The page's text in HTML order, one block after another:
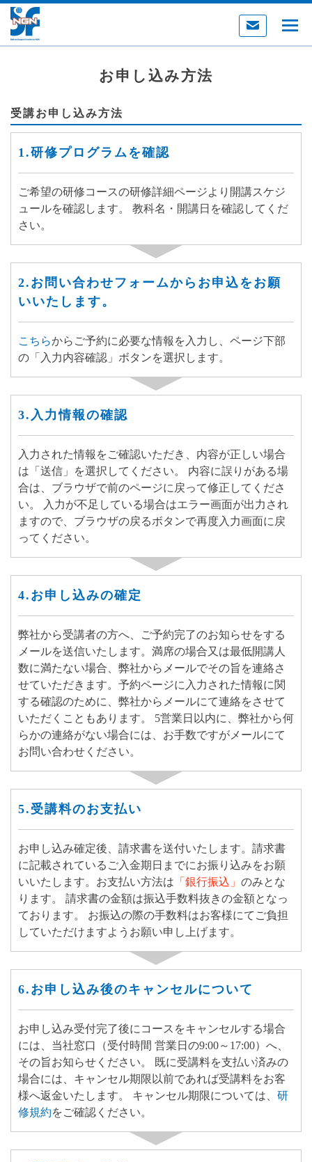
お申し込み方法
受講お申し込み方法
1.研修プログラムを確認
ご希望の研修コースの研修詳細ページより開講スケジ
ュールを確認します。 教科名・開講日を確認してくだ
さい。
2.お問い合わせフォームからお申込をお願
いいたします。
こちらからご予約に必要な情報を入力し、ページ下部
の「 入力内容確認 」ボタンを選択します。
3.入力情報の確認
入力された情報をご確認いただき、内容が正しい場合
は「送信」を選択してください。 内容に誤りがある場
合は、ブラウザで前のページに戻って修正してくださ
い。 入力が不足している場合はエラー画面が出力され
ますので、ブラウザの戻るボタンで再度入力画面に戻
ってください。
4.お申し込みの確定
弊社から受講者の方へ、ご予約完了のお知らせをする
メールを送信いたします。満席の場合又は最低開講人
数に満たない場合、弊社からメールでその旨を連絡さ
せていただきます。予約ページに入力された情報に関
する確認のために、弊社からメールにて連絡をさせて
いただくこともあります。 5営業日以内に、弊社から何
らかの連絡がない場合には、お手数ですがメールにて
お問い合わせください。
5.受講料のお支払い
お申し込み確定後、請求書を送付いたします。請求書
に記載されているご入金期日までにお振り込みをお願
いいたします。 お支払い方法は 「銀行振込」 のみとな
ります。
請求書の金額は振込手数料抜きの金額となっ
ております。 お振込の際の手数料はお客様にてご負担
していただけますようお願い申し上げます。
6.お申し込み後のキャンセルについて
お申し込み受付完了後にコースをキャンセルする場合
には、当社窓口（受付時間 営業日の9:00～17:00）へ、
その旨お知らせください。 既に受講料を支払い済みの
場合には、キャンセル期限以前であれば受講料をお客
様へ返金いたします。 キャンセル期限については、 研
修規約をご確認ください。